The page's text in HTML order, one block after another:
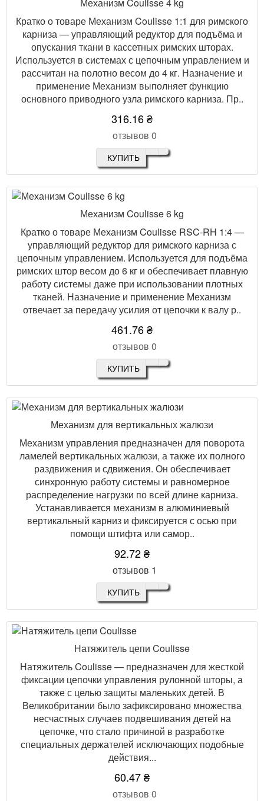
Кратко о товаре Механизм Coulisse 1:1 для римского
карниза — управляющий редуктор для подъёма и
опускания ткани в кассетных римских шторах.
Используется в системах с цепочным управлением и
рассчитан на полотно весом до 4 кг. Назначение и
применение Механизм выполняет функцию
основного приводного узла римского карниза. Пр..
316.16 ₴
отзывов 0
КУПИТЬ
Механизм Coulisse 6 kg
Кратко о товаре Механизм Coulisse RSC-RH 1:4 —
управляющий редуктор для римского карниза с
цепочным управлением. Используется для подъёма
римских штор весом до 6 кг и обеспечивает плавную
работу системы даже при использовании плотных
тканей. Назначение и применение Механизм
отвечает за передачу усилия от цепочки к валу р..
461.76 ₴
отзывов 0
КУПИТЬ
Механизм для вертикальных жалюзи
Механизм управления предназначен для поворота
ламелей вертикальных жалюзи, а также их полного
раздвижения и сдвижения. Он обеспечивает
синхронную работу системы и равномерное
распределение нагрузки по всей длине карниза.
Устанавливается механизм в алюминиевый
вертикальный карниз и фиксируется с осью при
помощи штифта или самор..
92.72 ₴
отзывов 1
КУПИТЬ
Натяжитель цепи Coulisse
Натяжитель Coulisse — предназначен для жесткой
фиксации цепочки управления рулонной шторы, а
также с целью защиты маленьких детей. В
Великобритании было зафиксировано множества
несчастных случаев подвешивания детей на
цепочке, что стало причиной в разработке
специальных держателей исключающих подобные
действия...
60.47 ₴
отзывов 0